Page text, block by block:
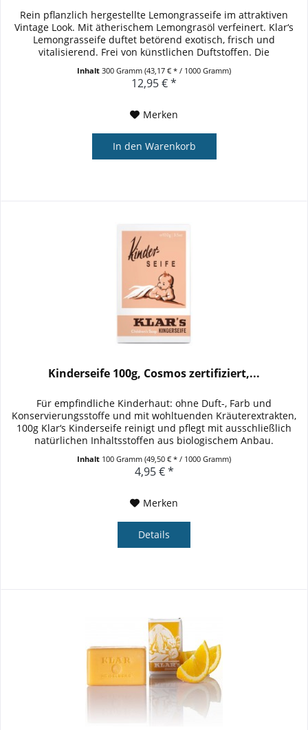
Rein pflanzlich hergestellte Lemongrasseife im attraktiven
Vintage Look. Mit ätherischem Lemongrasöl verfeinert. Klar‘s
Lemongrasseife duftet betörend exotisch, frisch und
vitalisierend. Frei von künstlichen Duftstoffen. Die
Inhalt300 Gramm(43,17 € * / 1000 Gramm)
12,95 € *
Merken
In den Warenkorb
Kinderseife 100g, Cosmos zertifiziert,...
Für empfindliche Kinderhaut: ohne Duft-, Farb und
Konservierungsstoffe und mit wohltuenden Kräuterextrakten,
100g Klar‘s Kinderseife reinigt und pflegt mit ausschließlich
natürlichen Inhaltsstoffen aus biologischem Anbau.
Inhalt 100 Gramm(49,50 € * / 1000 Gramm)
4,95 € *
Merken
Details